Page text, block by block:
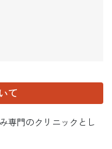
て
専門のクリニックとし